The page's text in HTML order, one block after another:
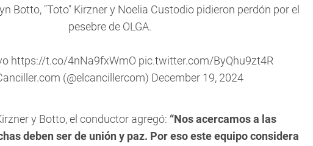
Botto, "Toto" Kirzner y Noelia Custodio pidieron perdón por el
pesebre de OLGA.
https://t.co/4nNa9fxWmO pic.twitter.com/ByQhu9zt4R
(@elcancillercom) December 19, 2024
y Botto, el conductor agregó: “Nos acercamos a las
deben ser de unión y paz. Por eso este equipo considera